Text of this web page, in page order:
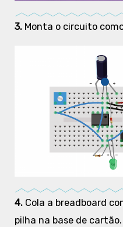
3. Monta o circuito
4. Cola a breadboard
pilha na base de cartão.